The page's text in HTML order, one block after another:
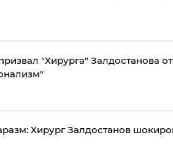
"Хирурга" Залдостанова
Хирург Залдостанов